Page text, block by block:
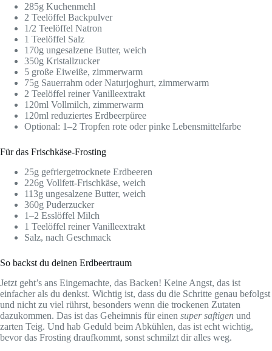
285g Kuchenmehl
2 Teelöffel Backpulver
1/2 Teelöffel Natron
1 Teelöffel Salz
170g ungesalzene Butter, weich
350g Kristallzucker
5 große Eiweiße, zimmerwarm
75g Sauerrahm oder Naturjoghurt, zimmerwarm
2 Teelöffel reiner Vanilleextrakt
120ml Vollmilch, zimmerwarm
120ml reduziertes Erdbeerpüree
Optional: 1–2 Tropfen rote oder pinke Lebensmittelfarbe
Für das Frischkäse-Frosting
25g gefriergetrocknete Erdbeeren
226g Vollfett-Frischkäse, weich
113g ungesalzene Butter, weich
360g Puderzucker
1–2 Esslöffel Milch
1 Teelöffel reiner Vanilleextrakt
Salz, nach Geschmack
So backst du deinen Erdbeertraum
Jetzt geht’s ans Eingemachte, das Backen! Keine Angst, das ist
einfacher als du denkst. Wichtig ist, dass du die Schritte genau befolgst
und nicht zu viel rührst, besonders wenn die trockenen Zutaten
dazukommen. Das ist das Geheimnis für einen super saftigen und
zarten Teig. Und hab Geduld beim Abkühlen, das ist echt wichtig,
bevor das Frosting draufkommt, sonst schmilzt dir alles weg.